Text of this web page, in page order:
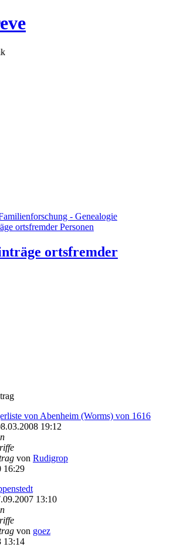
- Genealogie
ortsfremder Personen
ortsfremder
von Abenheim (Worms) von 1616
19:12
von Rudigrop
16:29
13:10
von goez
13:14